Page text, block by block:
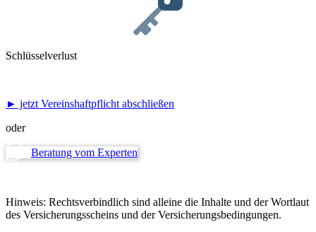
Schlüsselverlust
► jetzt Vereinshaftpflicht abschließen
oder
Beratung vom Experten
Hinweis: Rechtsverbindlich sind alleine die Inhalte und der Wortlaut
des Versicherungsscheins und der Versicherungsbedingungen.